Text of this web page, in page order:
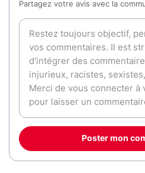
Partagez votre avis avec la
Poster mon